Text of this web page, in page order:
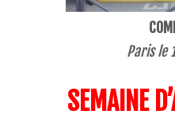
Paris le
SEMAINE